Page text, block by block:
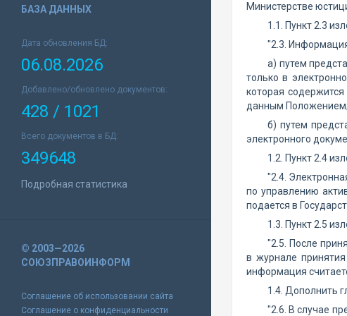
БАЗА ДАННЫХ
Дата обновления БД:
06.08.2026
Добавлено/обновлено документов:
428 / 1021
Всего документов в БД:
349648
Подробная статистика
© 2003—2026
СОЮЗПРАВОИНФОРМ
Соглашение об использовании сайта
Соглашение о конфиденциальности
Министерстве
1.1. Пункт 2.3
"2.3.
а) путем
только в
которая
данным Положением;
б) путем
электронного
1.2. Пункт 2.4
"2.4.
по управлению
подается в
1.3. Пункт 2.5
"2.5. После
в журнале
информация
1.4. Дополнить
"2.6. В случае